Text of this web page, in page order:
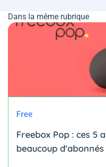
Dans la même rubrique
Free
Freebox Pop : ces 5
beaucoup